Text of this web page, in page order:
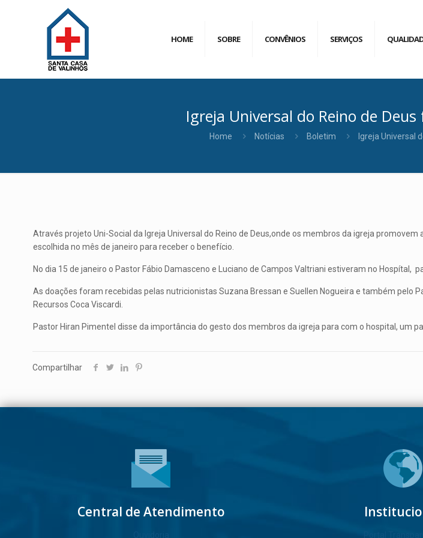
HOME SOBRE CONVÊNIOS SERVIÇOS
Igreja Universal do Reino de
Home Notícias Boletim Igreja Universal
Através projeto Uni-Social da Igreja Universal do Reino de Deus,onde os membros da igreja
escolhida no mês de janeiro para receber o benefício.
No dia 15 de janeiro o Pastor Fábio Damasceno e Luciano de Campos Valtriani estiveram no Hospítal,
As doações foram recebidas pelas nutricionistas Suzana Bressan e Suellen Nogueira e também pelo
Recursos Coca Viscardi.
Pastor Hiran Pimentel disse da importância do gesto dos membros da igreja para com o hospital, um
Compartilhar
Central de Atendimento